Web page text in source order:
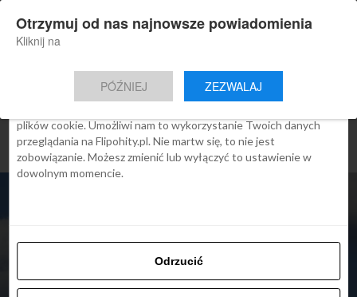
Nowa aplikacja Flipohity
Aktualne wiadomości, artykuły, TOP
Instalacja
Zgoda Szczegóły O cookies
Ta strona używa plików cookies
We Flipo robimy wszystko, aby pokazać Ci tylko te treści, które
plików cookie. Umożliwi nam to wykorzystanie Twoich danych
przeglądania na Flipohity.pl. Nie martw się, to nie jest
zobowiązanie. Możesz zmienić lub wyłączyć to ustawienie w
dowolnym momencie.
Odrzucić
Otrzymuj od nas najnowsze powiadomienia
Kliknij na
PÓŹNIEJ ZEZWALAJ